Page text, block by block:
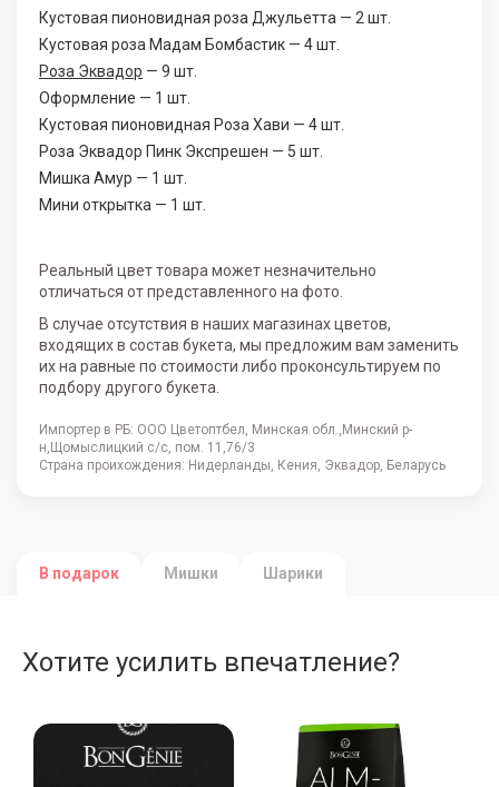
Кустовая пионовидная роза Джульетта — 2 шт.
Кустовая роза Мадам Бомбастик — 4 шт.
Роза Эквадор — 9 шт.
Оформление — 1 шт.
Кустовая пионовидная Роза Хави — 4 шт.
Роза Эквадор Пинк Экспрешен — 5 шт.
Мишка Амур — 1 шт.
Мини открытка — 1 шт.
Реальный цвет товара может незначительно
отличаться от представленного на фото.
В случае отсутствия в наших магазинах цветов,
входящих в состав букета, мы предложим вам заменить
их на равные по стоимости либо проконсультируем по
подбору другого букета.
Импортер в РБ: ООО Цветоптбел, Минская обл.,Минский р-
н,Щомыслицкий с/с, пом. 11,76/3
Страна проихождения: Нидерланды, Кения, Эквадор, Беларусь
В подарок Мишки Шарики
Хотите усилить впечатление?